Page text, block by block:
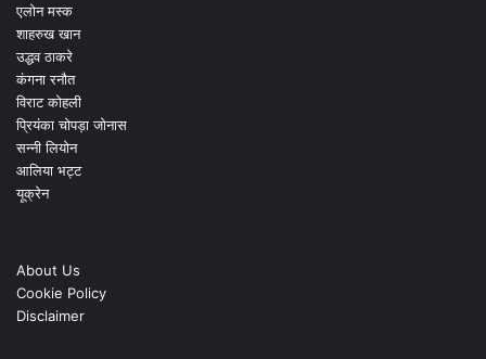
एलोन मस्क
शाहरुख खान
उद्धव ठाकरे
कंगना रनौत
विराट कोहली
प्रियंका चोपड़ा जोनास
सन्नी लियोन
आलिया भट्ट
यूक्रेन
About Us
Cookie Policy
Disclaimer